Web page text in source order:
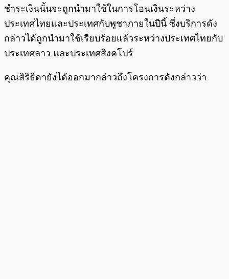
ชำระเงินนั้นจะถูกนำมาใช้ในการโอนเงินระหว่าง
ประเทศไทยและประเทศกับพูชาภายในปีนี้ ซึ่งบริการดัง
กล่าวได้ถูกนำมาใช้เรียบร้อยแล้วระหว่างประเทศไทยกับ
ประเทศลาว และประเทศสิงคโปร์
คุณสิริธิดายังได้ออกมากล่าวถึงโครงการดังกล่าวว่า